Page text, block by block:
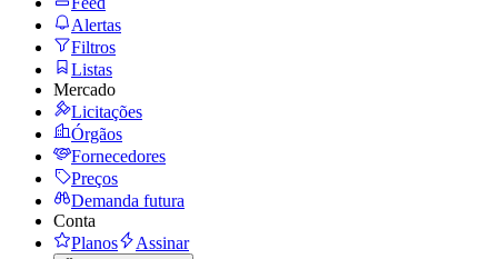
Alertas
Filtros
Listas
Mercado
Licitações
Órgãos
Fornecedores
Preços
Demanda futura
Conta
Planos
Assinar